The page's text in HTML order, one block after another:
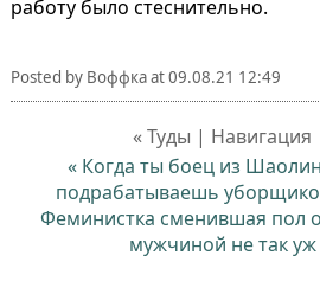
работу было стеснительно.
Posted by Воффкаat09.08.21 12:49
« Туды |
« Когда ты боец из
подрабатываешь
Феминистка сменившая пол
мужчиной не так уж